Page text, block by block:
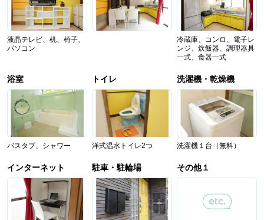
液晶テレビ、机、椅子、
パソコン
冷蔵庫、コンロ、電子レ
ンジ、炊飯器、調理器具
一式、食器一式
浴室
バスタブ、シャワー
トイレ
洋式温水トイレ2つ
洗濯機・乾燥機
洗濯機１台（無料）
インターネット 駐車・駐輪場 その他１